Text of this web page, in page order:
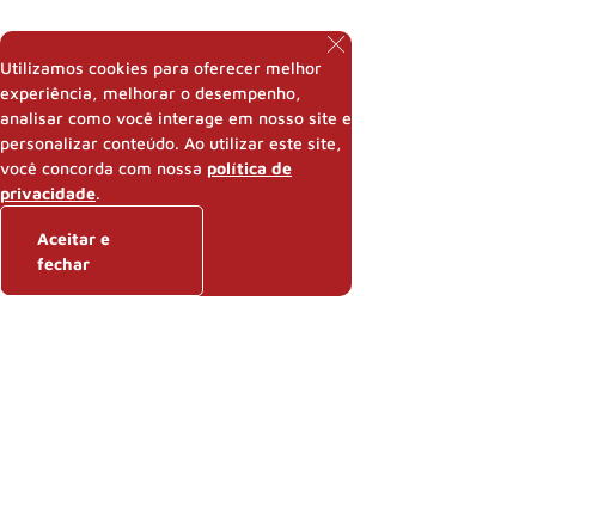
Utilizamos cookies para oferecer melhor
experiência, melhorar o desempenho,
analisar como você interage em nosso site e
personalizar conteúdo. Ao utilizar este site,
você concorda com nossa política de
privacidade.
Aceitar e
fechar